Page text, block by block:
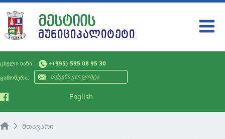
ცხელი ხაზი: +(995) 595 08 95 30
გამოწერა:
English
ᲛᲔᲡᲢᲘᲘᲡ
ᲛᲣᲜᲘᲪᲘᲞᲐᲚᲘᲢᲔᲢᲘ
ᲛᲣᲜᲘᲪᲘᲞᲐᲚᲘᲢᲔᲢᲘ
ᲗᲕᲘᲗᲛᲛᲐᲠᲗᲕᲔᲚᲝᲑᲐ
ᲡᲘᲐᲮᲚᲔᲔᲑᲘ
ᲡᲔᲠᲕᲘᲡᲔᲑᲘ
მთავარი